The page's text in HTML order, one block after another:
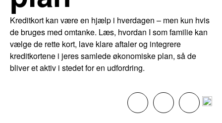
Kreditkort kan være en hjælp i hverdagen – men kun hvis
de bruges med omtanke. Læs, hvordan I som familie kan
vælge de rette kort, lave klare aftaler og integrere
kreditkortene i jeres samlede økonomiske plan, så de
bliver et aktiv i stedet for en udfordring.